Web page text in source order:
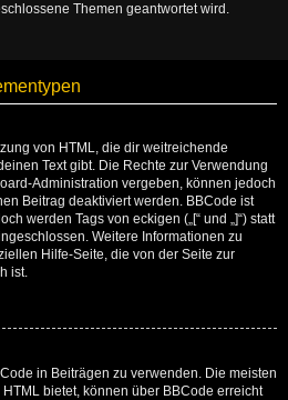
Themen geantwortet wird.
von HTML, die dir weitreichende
Text gibt. Die Rechte zur Verwendung
Administration vergeben, können jedoch
Beitrag deaktiviert werden. BBCode ist
werden Tags von eckigen („[“ und „]“) statt
Weitere Informationen zu
Hilfe-Seite, die von der Seite zur
ist.
in Beiträgen zu verwenden. Die meisten
bietet, können über BBCode erreicht